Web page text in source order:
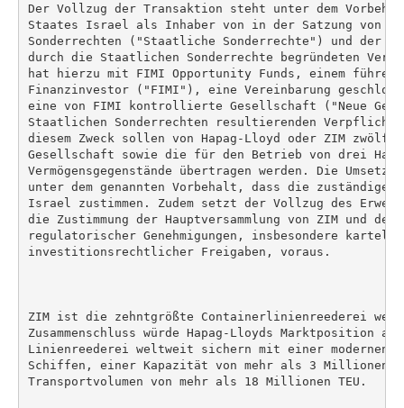
Der Vollzug der Transaktion steht unter dem
Staates Israel als Inhaber von in der Satzung von
Sonderrechten ("Staatliche Sonderrechte") und der
durch die Staatlichen Sonderrechte begründeten
hat hierzu mit FIMI Opportunity Funds, einem
Finanzinvestor ("FIMI"), eine Vereinbarung
eine von FIMI kontrollierte Gesellschaft ("Neue
Staatlichen Sonderrechten resultierenden
diesem Zweck sollen von Hapag-Lloyd oder ZIM zwölf
Gesellschaft sowie die für den Betrieb von drei
Vermögensgegenstände übertragen werden. Die
unter dem genannten Vorbehalt, dass die zuständigen
Israel zustimmen. Zudem setzt der Vollzug des
die Zustimmung der Hauptversammlung von ZIM und
regulatorischer Genehmigungen, insbesondere
investitionsrechtlicher Freigaben, voraus.
ZIM ist die zehntgrößte Containerlinienreederei
Zusammenschluss würde Hapag-Lloyds Marktposition
Linienreederei weltweit sichern mit einer modernen
Schiffen, einer Kapazität von mehr als 3 Millionen
Transportvolumen von mehr als 18 Millionen TEU.